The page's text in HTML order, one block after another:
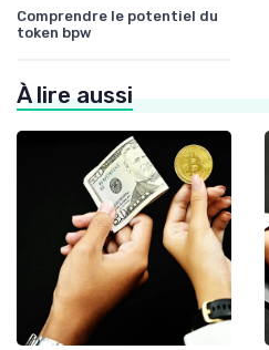
Comprendre le potentiel du
token bpw
À lire aussi